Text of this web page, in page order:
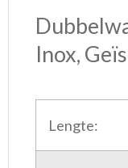
Inox,
Lengte: